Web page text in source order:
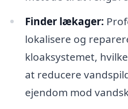
Finder lækager:
lokalisere og
kloaksystemet,
at reducere
ejendom mod